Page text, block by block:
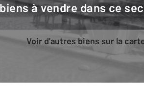
à vendre dans ce
Voir d'autres biens sur la